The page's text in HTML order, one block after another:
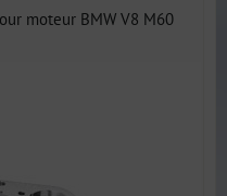
moteur BMW V8 M60